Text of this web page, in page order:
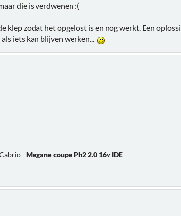
die is verdwenen :(
klep zodat het opgelost is en nog werkt. Een
iets kan blijven werken...
-Megane coupe Ph2 2.0 16v IDE